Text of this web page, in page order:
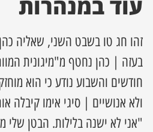
השבוע
מקומית
עוד במנהרות
זהו חג טו בשבט השני, שאליה
בעזה | כהן נחטף מ"מיגונית
חודשים והשבוע נודע כי הוא
ולא אנושיים | סיגי אימו קיבלה
"אני לא ישנה בלילות. הבטן